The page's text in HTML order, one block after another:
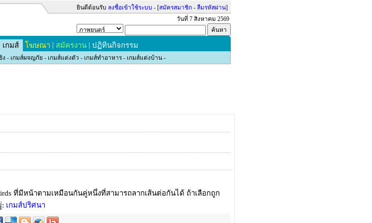
ยินดีต้อนรับ ลงชื่อเข้าใช้ระบบ - [สมัครสมาชิก- ลืมรหัสผ่าน]
วันที่ 7 สิงหาคม 2569
เกมส์ โฆษณา | สมัครงาน| ปฏิทินกิจกรรม
ง - เกมส์ผจญภัย - เกมส์แต่งตัว - เกมส์ทำอาหาร- เกมส์แต่งบ้าน-
ที่มีหน้าตามเหมือนกันคู่หนึ่งที่สามารถลากเส้นต่อกันได้ ถ้าเลือกถูก
เกมส์ปริศนา